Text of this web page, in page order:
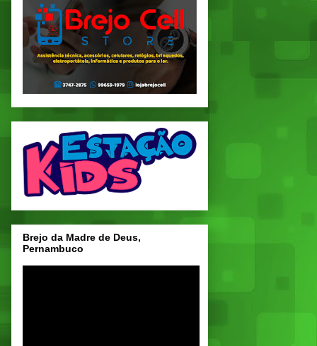
Brejo da Madre de Deus,
Pernambuco